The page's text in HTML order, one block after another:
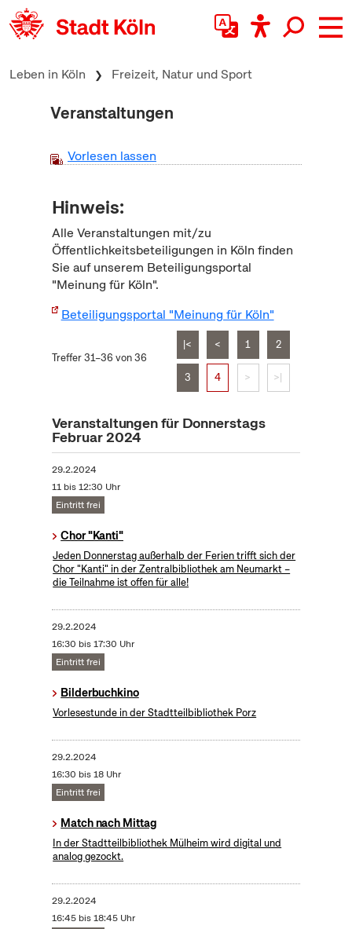
zum Inhalt springen
Leben in Köln Freizeit, Natur und Sport
Veranstaltungen
Vorlesen lassen
Hinweis:
Alle Veranstaltungen mit/zu
Öffentlichkeitsbeteiligungen in Köln finden
Sie auf unserem Beteiligungsportal
"Meinung für Köln".
Beteiligungsportal "Meinung für Köln"
Treffer 31–36 von 36
|< < 1 2
3 4 > >|
Veranstaltungen für Donnerstags
Februar 2024
29.2.2024
11 bis 12:30 Uhr
Eintritt frei
Chor "Kanti"
Jeden Donnerstag außerhalb der Ferien trifft sich der
Chor "Kanti" in der Zentralbibliothek am Neumarkt –
die Teilnahme ist offen für alle!
29.2.2024
16:30 bis 17:30 Uhr
Eintritt frei
Bilderbuchkino
Vorlesestunde in der Stadtteilbibliothek Porz
29.2.2024
16:30 bis 18 Uhr
Eintritt frei
Match nach Mittag
In der Stadtteilbibliothek Mülheim wird digital und
analog gezockt.
29.2.2024
16:45 bis 18:45 Uhr